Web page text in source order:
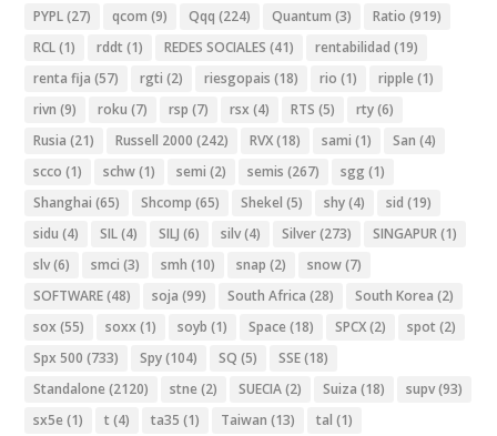
PYPL(27) qcom (9) Qqq (224) Quantum (3) Ratio (919)
RCL(1) rddt (1) REDES SOCIALES (41) rentabilidad (19)
renta fija (57) rgti (2) riesgopais (18) rio (1) ripple (1)
rivn (9) roku (7) rsp (7) rsx (4) RTS (5) rty(6)
Rusia (21) Russell 2000 (242) RVX(18) sami (1) San (4)
scco (1) schw(1) semi (2) semis (267) sgg (1)
Shanghai (65) Shcomp (65) Shekel (5) shy(4) sid (19)
sidu (4) SIL(4) SILJ (6) silv(4) Silver(273) SINGAPUR(1)
slv(6) smci (3) smh (10) snap (2) snow(7)
SOFTWARE(48) soja (99) South Africa (28) South Korea (2)
sox (55) soxx (1) soyb (1) Space (18) SPCX(2) spot (2)
Spx 500 (733) Spy(104) SQ (5) SSE(18)
Standalone (2120) stne (2) SUECIA(2) Suiza (18) supv(93)
sx5e (1) t (4) ta35 (1) Taiwan (13) tal (1)